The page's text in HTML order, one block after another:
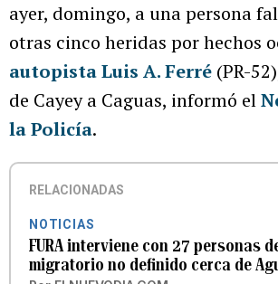
ayer, domingo, a una persona
otras cinco heridas por hechos
autopista Luis A. Ferré (PR-
de Cayey a Caguas, informó el
la Policía.
RELACIONADAS
NOTICIAS
FURA interviene con 27 personas
migratorio no definido cerca de